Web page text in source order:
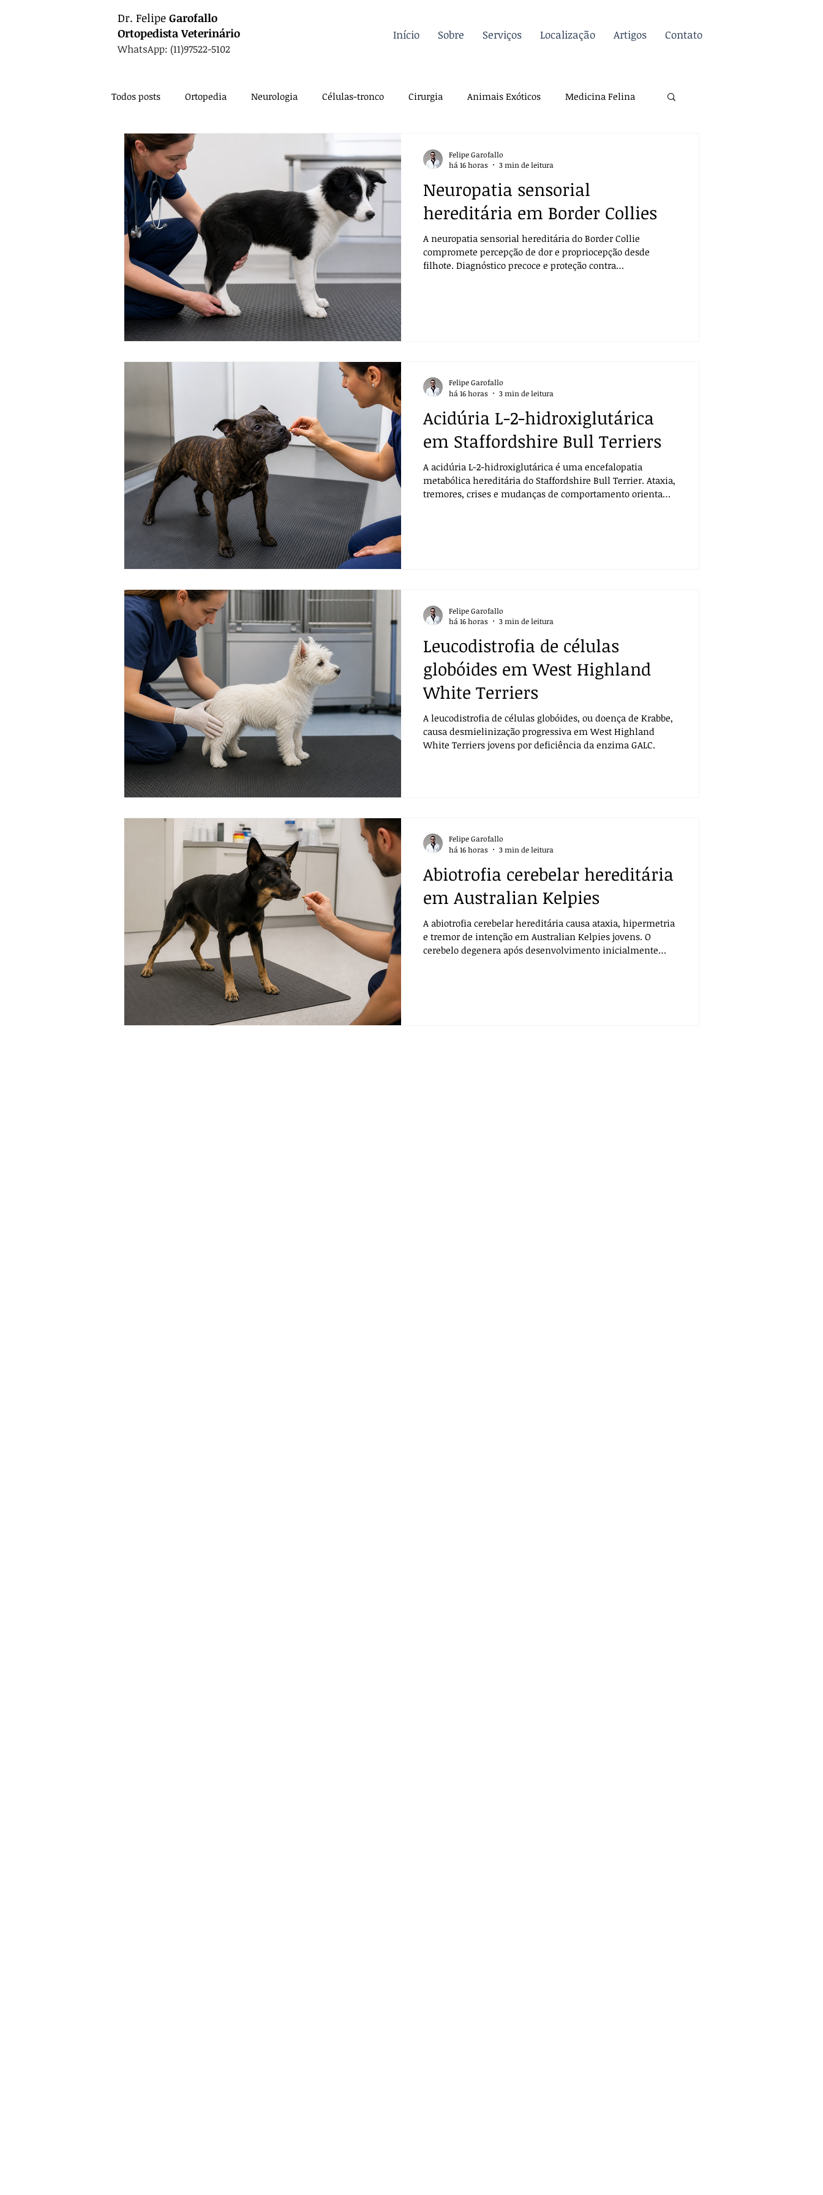
Dr. Felipe Garofallo
Ortopedista Veterinário
WhatsApp: (11)97522-5102
Início Sobre Serviços Localização Artigos Contato
Inscreva-se / Entre
Todos posts Ortopedia Neurologia Células-tronco Cirurgia Animais Exóticos Medicina Felina
Oncologia
Nutrição Exames Cardiologia Sutura Pós-operatório Pré-operatório Biossegurança
Anestesia Técnica Cirúrgica Farmacologia Casos Clínicos Para veterinários
Neuropatia sensorial
hereditária em Border Collies
A neuropatia sensorial hereditária do Border Collie
compromete percepção de dor e propriocepção desde
filhote. Diagnóstico precoce e proteção contra
Felipe Garofallo
há 16 horas
3 min de leitura
Acidúria L-2-hidroxiglutárica
em Staffordshire Bull Terriers
A acidúria L-2-hidroxiglutárica é uma encefalopatia
metabólica hereditária do Staffordshire Bull Terrier. Ataxia,
tremores, crises e mudanças de comportamento orientam
Felipe Garofallo
há 16 horas
3 min de leitura
Leucodistrofia de células
globóides em West Highland
White Terriers
A leucodistrofia de células globóides, ou doença de Krabbe,
causa desmielinização progressiva em West Highland
White Terriers jovens por deficiência da enzima GALC.
Felipe Garofallo
há 16 horas
3 min de leitura
Abiotrofia cerebelar hereditária
em Australian Kelpies
A abiotrofia cerebelar hereditária causa ataxia, hipermetria
e tremor de intenção em Australian Kelpies jovens. O
cerebelo degenera após desenvolvimento inicialmente
Felipe Garofallo
há 16 horas
3 min de leitura